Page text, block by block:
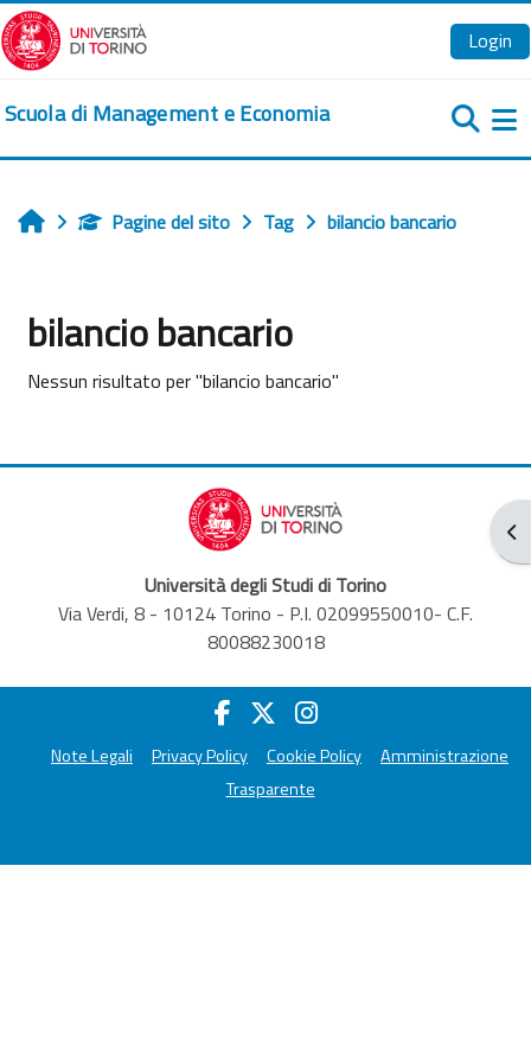
Vai al contenuto principale
Login
Scuola di Management e Economia
HomePagine del sito Tag bilancio bancario
bilancio bancario
Nessun risultato per "bilancio bancario"
Università degli Studi di Torino
Via Verdi, 8 - 10124 Torino - P.I. 02099550010- C.F.
80088230018
Note Legali Privacy Policy Cookie Policy
Amministrazione
Trasparente